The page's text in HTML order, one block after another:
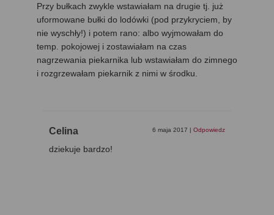
Przy bułkach zwykle wstawiałam na drugie tj. już
uformowane bułki do lodówki (pod przykryciem, by
nie wyschły!) i potem rano: albo wyjmowałam do
temp. pokojowej i zostawiałam na czas
nagrzewania piekarnika lub wstawiałam do zimnego
i rozgrzewałam piekarnik z nimi w środku.
Celina 6 maja 2017 | Odpowiedz
dziekuje bardzo!